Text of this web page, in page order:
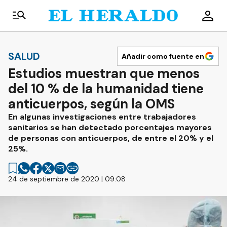
SALUD Añadir como fuente en
Estudios muestran que menos
del 10 % de la humanidad tiene
anticuerpos, según la OMS
En algunas investigaciones entre trabajadores
sanitarios se han detectado porcentajes mayores
de personas con anticuerpos, de entre el 20% y el
25%.
24 de septiembre de 2020 | 09:08